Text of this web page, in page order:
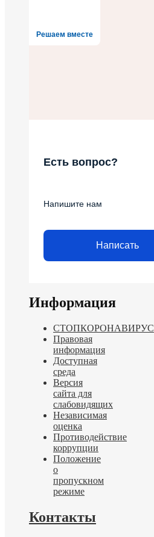
Решаем вместе
Есть вопрос?
Напишите нам
Написать
Информация
СТОПКОРОНАВИРУС
Правовая
информация
Доступная
среда
Версия
сайта для
слабовидящих
Независимая
оценка
Противодействие
коррупции
Положение
о
пропускном
режиме
Контакты